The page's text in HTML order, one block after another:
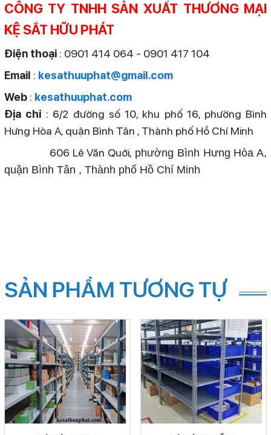
CÔNG TY TNHH SẢN XUẤT THƯƠNG MẠI
KỆ SẮT HỮU PHÁT
Điện thoại: 0901 414 064 - 0901 417 104
Email : kesathuuphat@gmail.com
Web : kesathuuphat.com
Địa chỉ : 6/2 đường số 10, khu phố 16, phường Bình
Hưng Hòa A, quận Bình Tân , Thành phố Hồ Chí Minh
606 Lê Văn Quới, phường Bình Hưng Hòa A,
quận Bình Tân , Thành phố Hồ Chí Minh
SẢN PHẨM TƯƠNG TỰ